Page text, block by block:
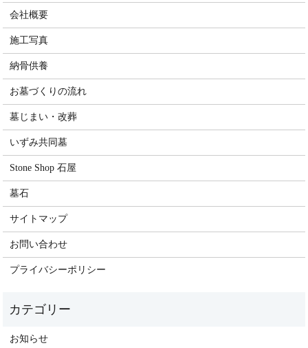
会社概要
施工写真
納骨供養
お墓づくりの流れ
墓じまい・改葬
いずみ共同墓
Stone Shop 石屋
墓石
サイトマップ
お問い合わせ
プライバシーポリシー
お知らせ